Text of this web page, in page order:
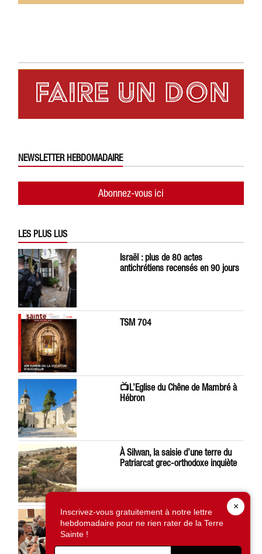
NEWSLETTER HEBDOMADAIRE
Abonnez-vous ici
LES PLUS LUS
Israël : plus de 80 actes
antichrétiens recensés en 90 jours
TSM 704
📺L’Eglise du Chêne de Mambré à
Hébron
À Silwan, la saisie d’une terre du
Patriarcat grec-orthodoxe inquiète
Léon XIV préoccupé par la situation
en Terre Sainte
×
Inscrivez-vous gratuitement à notre lettre
hebdomadaire pour ne rien rater de la Terre
Sainte !